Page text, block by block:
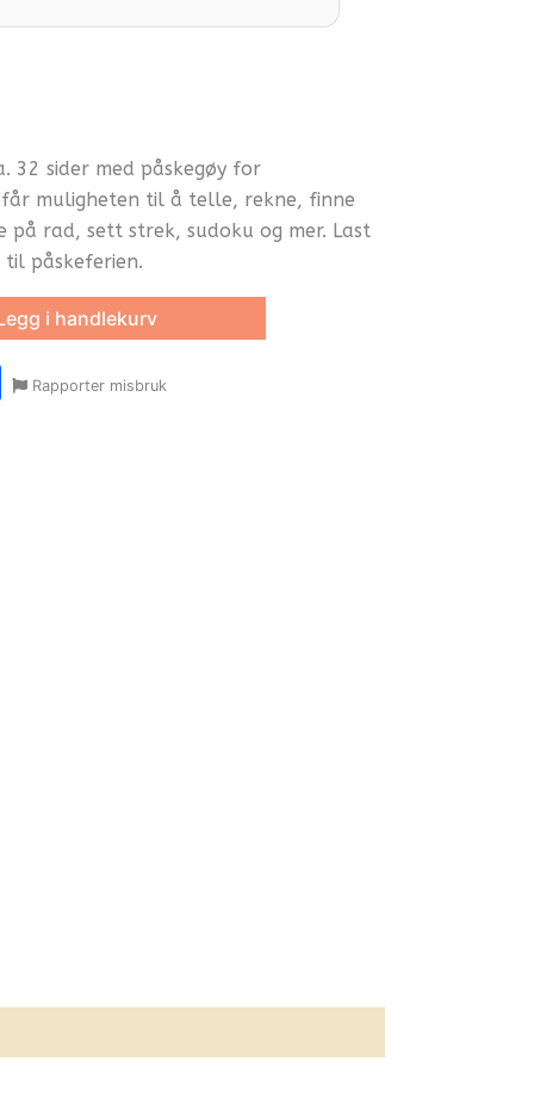
32 sider med påskegøy for
muligheten til å telle, rekne, finne
rad, sett strek, sudoku og mer. Last
påskeferien.
i handlekurv
Share
Rapporter misbruk